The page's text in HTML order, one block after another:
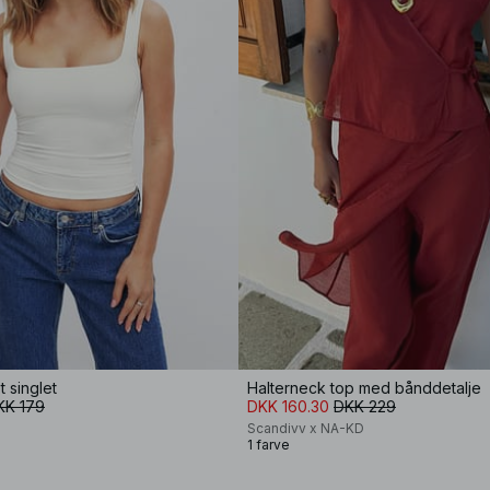
singlet
179
Halterneck top med bånddetalje
DKK 160.30 DKK 229
Scandivv x NA-KD
1 farve